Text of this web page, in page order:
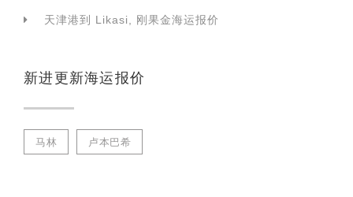
天津港到 Likasi, 刚果金海运报价
新进更新海运报价
马林 卢本巴希